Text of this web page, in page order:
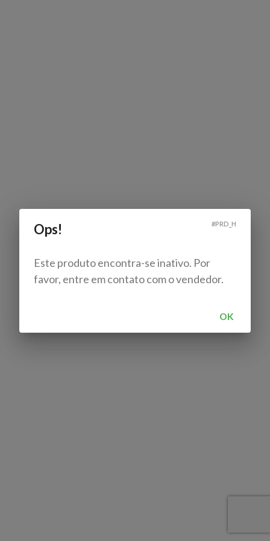
Ops! #PRD_H
Este produto encontra-se inativo. Por
favor, entre em contato com o vendedor.
OK